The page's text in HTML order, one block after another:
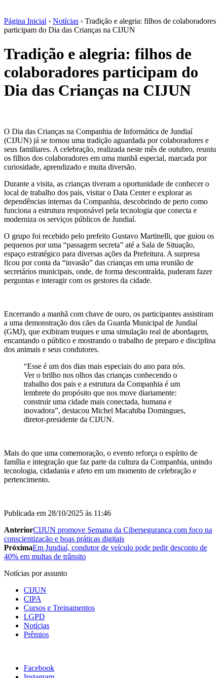
Página Inicial › Notícias › Tradição e alegria: filhos de colaboradores
participam do Dia das Crianças na CIJUN
Tradição e alegria: filhos de
colaboradores participam do
Dia das Crianças na CIJUN
O Dia das Crianças na Companhia de Informática de Jundiaí
(CIJUN) já se tornou uma tradição aguardada por colaboradores e
seus familiares. A celebração, realizada neste mês de outubro, reuniu
os filhos dos colaboradores em uma manhã especial, marcada por
curiosidade, aprendizado e muita diversão.
Durante a visita, as crianças tiveram a oportunidade de conhecer o
local de trabalho dos pais, visitar o Data Center e explorar as
dependências internas da Companhia, descobrindo de perto como
funciona a estrutura responsável pela tecnologia que conecta e
moderniza os serviços públicos de Jundiaí.
O grupo foi recebido pelo prefeito Gustavo Martinelli, que guiou os
pequenos por uma “passagem secreta” até a Sala de Situação,
espaço estratégico para diversas ações da Prefeitura. A surpresa
ficou por conta da “invasão” das crianças em uma reunião de
secretários municipais, onde, de forma descontraída, puderam fazer
perguntas e interagir com os gestores da cidade.
Encerrando a manhã com chave de ouro, os participantes assistiram
a uma demonstração dos cães da Guarda Municipal de Jundiaí
(GMJ), que exibiram truques e uma simulação real de abordagem,
encantando o público e mostrando o trabalho de preparo e disciplina
dos animais e seus condutores.
“Esse é um dos dias mais especiais do ano para nós.
Ver o brilho nos olhos das crianças conhecendo o
trabalho dos pais e a estrutura da Companhia é um
lembrete do propósito que nos move diariamente:
construir uma cidade mais conectada, humana e
inovadora”, destacou Michel Macahiba Domingues,
diretor-presidente da CIJUN.
Mais do que uma comemoração, o evento reforça o espírito de
família e integração que faz parte da cultura da Companhia, unindo
tecnologia, cidadania e afeto em um momento de celebração e
pertencimento.
Publicada em 28/10/2025 às 11:46
AnteriorCIJUN promove Semana da Cibersegurança com foco na
conscientização e boas práticas digitais
PróximaEm Jundiaí, condutor de veículo pode pedir desconto de
40% em multas de trânsito
Notícias por assunto
CIJUN
CIPA
Cursos e Treinamentos
LGPD
Notícias
Prêmios
Facebook